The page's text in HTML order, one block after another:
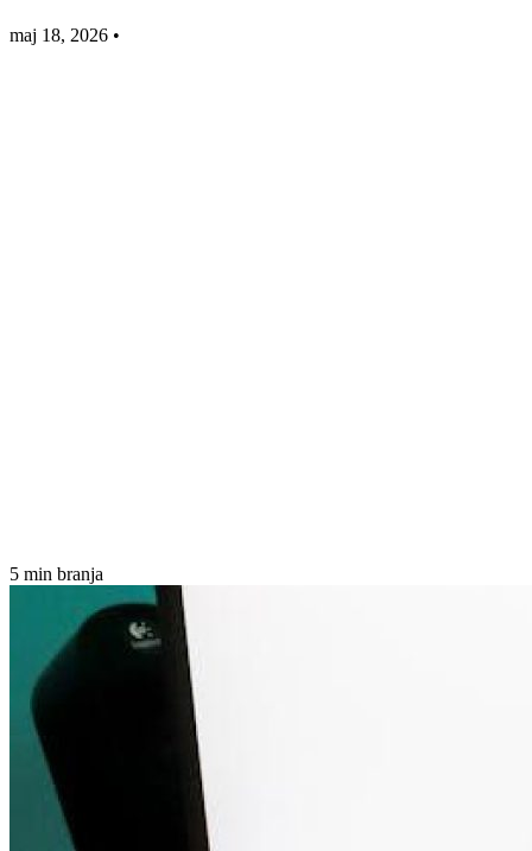
maj 18, 2026 •
5 min branja